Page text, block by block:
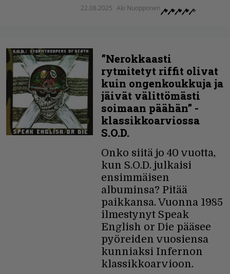
22.08.2025 Aki Nuopponen
”Nerokkaasti
rytmitetyt riffit olivat
kuin ongenkoukkuja ja
jäivät välittömästi
soimaan päähän” -
klassikkoarviossa
S.O.D.
Onko siitä jo 40 vuotta,
kun S.O.D. julkaisi
ensimmäisen
albuminsa? Pitää
paikkansa. Vuonna 1985
ilmestynyt Speak
English or Die pääsee
pyöreiden vuosiensa
kunniaksi Infernon
klassikkoarvioon.